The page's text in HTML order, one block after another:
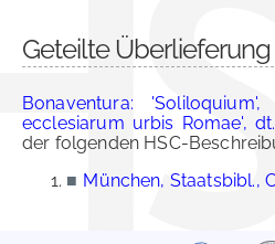
Geteilte Überlieferung
Bonaventura: 'Soliloquium',
ecclesiarum urbis Romae', dt.
der folgenden HSC-
■ München, Staatsbibl.,